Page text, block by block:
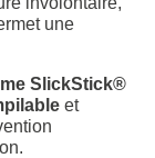
une
SlickStick®
et